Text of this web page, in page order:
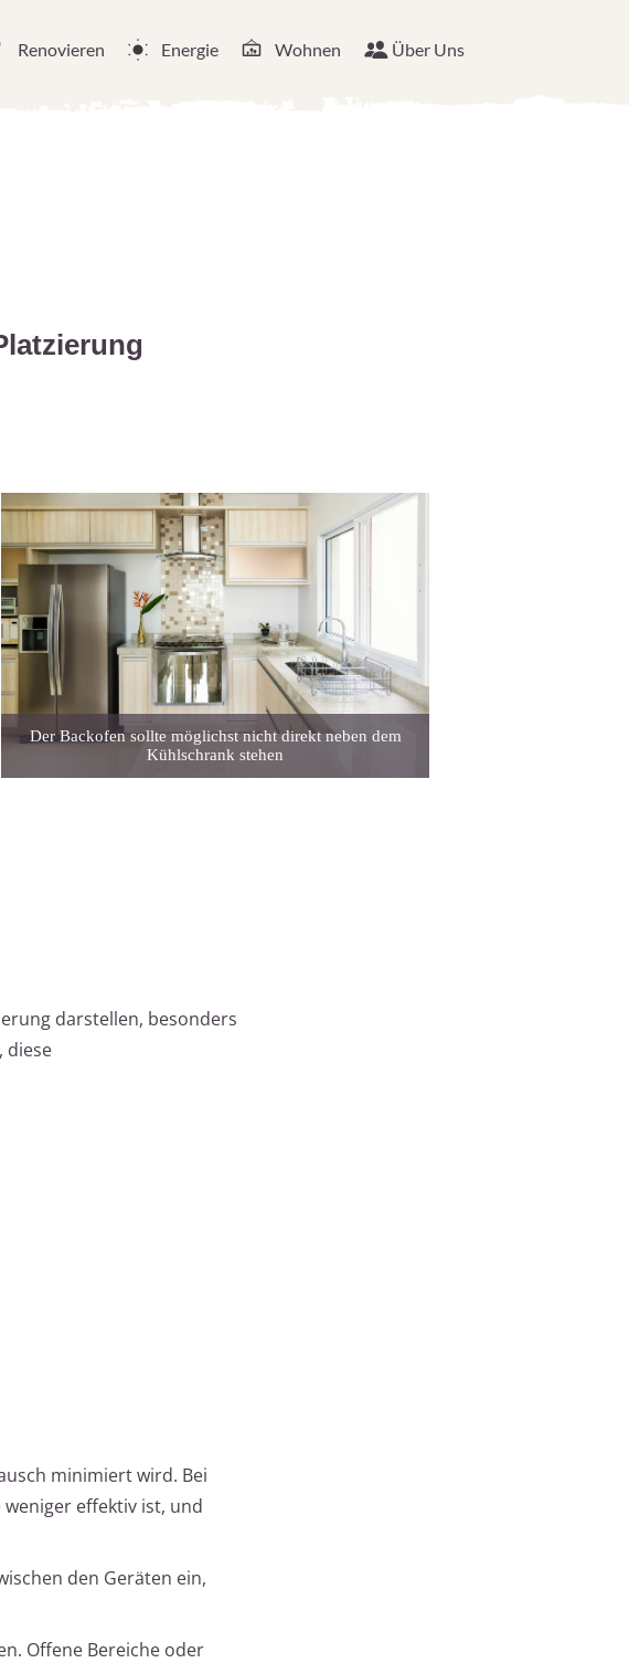
Renovieren Energie Wohnen Über Uns
Der Backofen sollte möglichst nicht direkt neben dem
Kühlschrank stehen
darstellen, besonders
diese
minimiert wird. Bei
effektiv ist, und
den Geräten ein,
Offene Bereiche oder